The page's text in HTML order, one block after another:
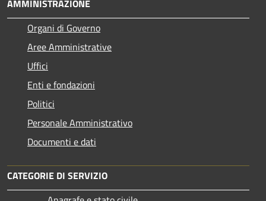
AMMINISTRAZIONE
Organi di Governo
Aree Amministrative
Uffici
Enti e fondazioni
Politici
Personale Amministrativo
Documenti e dati
CATEGORIE DI SERVIZIO